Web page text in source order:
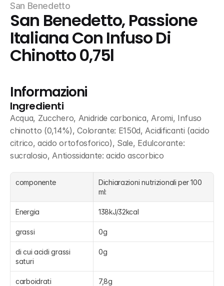
San Benedetto
San Benedetto, Passione
Italiana Con Infuso Di
Chinotto 0,75l
Informazioni
Ingredienti
Acqua, Zucchero, Anidride carbonica, Aromi, Infuso
chinotto (0,14%), Colorante: E150d, Acidificanti (acido
citrico, acido ortofosforico), Sale, Edulcorante:
sucralosio, Antiossidante: acido ascorbico
componente
Dichiarazioni nutrizionali per 100
ml:
Energia 138kJ/32kcal
grassi 0g
di cui acidi grassi
saturi
0g
carboidrati 7,8g